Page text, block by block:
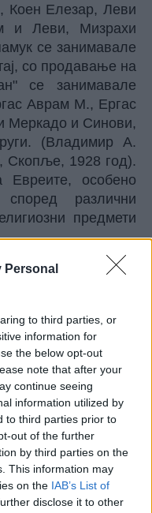
Personal
to third parties, or
information for
the below opt-out
note that after your
continue seeing
information utilized by
to third parties prior to
out of the further
by third parties on the
This information may
on the IAB’s List of
disclose it to other
Коен Елезар, Леви
и Леви, Мизрахи
се занимавале
со продавање на
се занимавале
Аврам М., Ергас
Меркадо и Синови,
(Владимир А.
Скопље, 1928 год).
Евреите, особено
различни
предмети
на Евреите им
боја и свила,
Спецфичност за
капа
разговараат со
потекнуваат од
дел од овој народ
се Сафарди кои
ја прифатиле
Европа. (Еуген
Београд 1933,
Евреин Сион